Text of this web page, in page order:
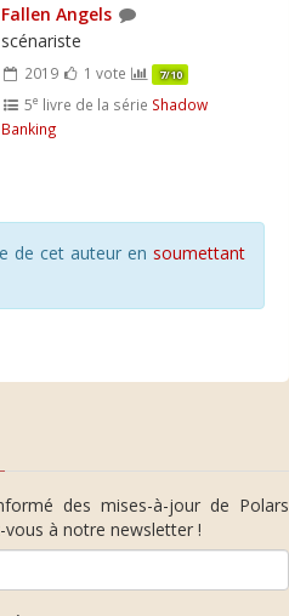
Fallen Angels
scénariste
2019 1 vote 7/10
5e livre de la série Shadow
Banking
de cet auteur en soumettant
des mises-à-jour de Polars
vous à notre newsletter !